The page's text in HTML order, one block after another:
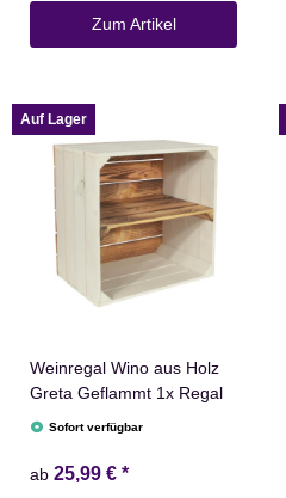
Zum Artikel
Auf Lager
Weinregal Wino aus Holz
Greta Geflammt 1x Regal
Sofort verfügbar
ab 25,99 € *